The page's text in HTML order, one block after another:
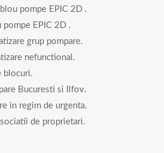
pompe EPIC 2D .
pompe EPIC 2D .
grup pompare.
nefunctional.
blocuri.
Bucuresti si Ilfov.
in regim de urgenta.
de proprietari.